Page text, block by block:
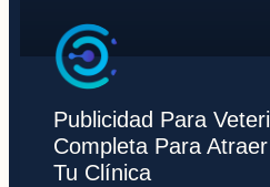
Publicidad Para
Completa Para
Tu Clínica